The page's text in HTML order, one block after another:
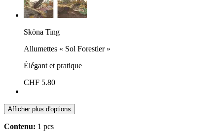
Sköna Ting
Allumettes « Sol Forestier »
Élégant et pratique
CHF 5.80
Afficher plus d'options
Contenu: 1 pcs